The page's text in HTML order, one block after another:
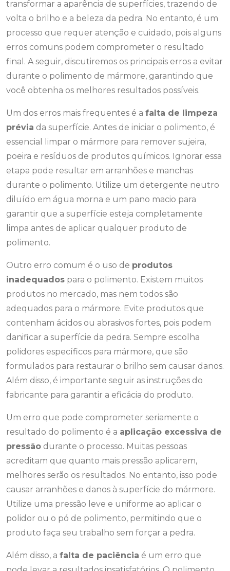
transformar a aparência de superfícies, trazendo de
volta o brilho e a beleza da pedra. No entanto, é um
processo que requer atenção e cuidado, pois alguns
erros comuns podem comprometer o resultado
final. A seguir, discutiremos os principais erros a evitar
durante o polimento de mármore, garantindo que
você obtenha os melhores resultados possíveis.
Um dos erros mais frequentes é a falta de limpeza
prévia da superfície. Antes de iniciar o polimento, é
essencial limpar o mármore para remover sujeira,
poeira e resíduos de produtos químicos. Ignorar essa
etapa pode resultar em arranhões e manchas
durante o polimento. Utilize um detergente neutro
diluído em água morna e um pano macio para
garantir que a superfície esteja completamente
limpa antes de aplicar qualquer produto de
polimento.
Outro erro comum é o uso de produtos
inadequados para o polimento. Existem muitos
produtos no mercado, mas nem todos são
adequados para o mármore. Evite produtos que
contenham ácidos ou abrasivos fortes, pois podem
danificar a superfície da pedra. Sempre escolha
polidores específicos para mármore, que são
formulados para restaurar o brilho sem causar danos.
Além disso, é importante seguir as instruções do
fabricante para garantir a eficácia do produto.
Um erro que pode comprometer seriamente o
resultado do polimento é a aplicação excessiva de
pressão durante o processo. Muitas pessoas
acreditam que quanto mais pressão aplicarem,
melhores serão os resultados. No entanto, isso pode
causar arranhões e danos à superfície do mármore.
Utilize uma pressão leve e uniforme ao aplicar o
polidor ou o pó de polimento, permitindo que o
produto faça seu trabalho sem forçar a pedra.
Além disso, a falta de paciência é um erro que